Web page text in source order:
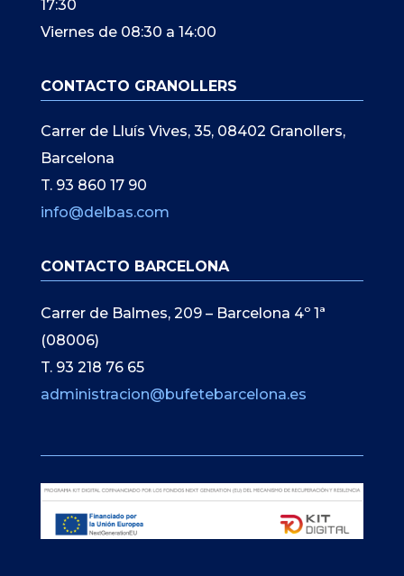
17:30
Viernes de 08:30 a 14:00
CONTACTO GRANOLLERS
Carrer de Lluís Vives, 35, 08402 Granollers,
Barcelona
T. 93 860 17 90
info@delbas.com
CONTACTO BARCELONA
Carrer de Balmes, 209 – Barcelona 4º 1ª
(08006)
T. 93 218 76 65
administracion@bufetebarcelona.es